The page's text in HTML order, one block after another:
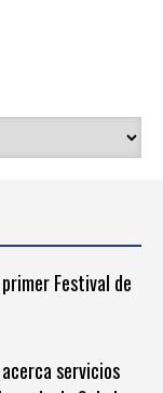
Festival de
servicios